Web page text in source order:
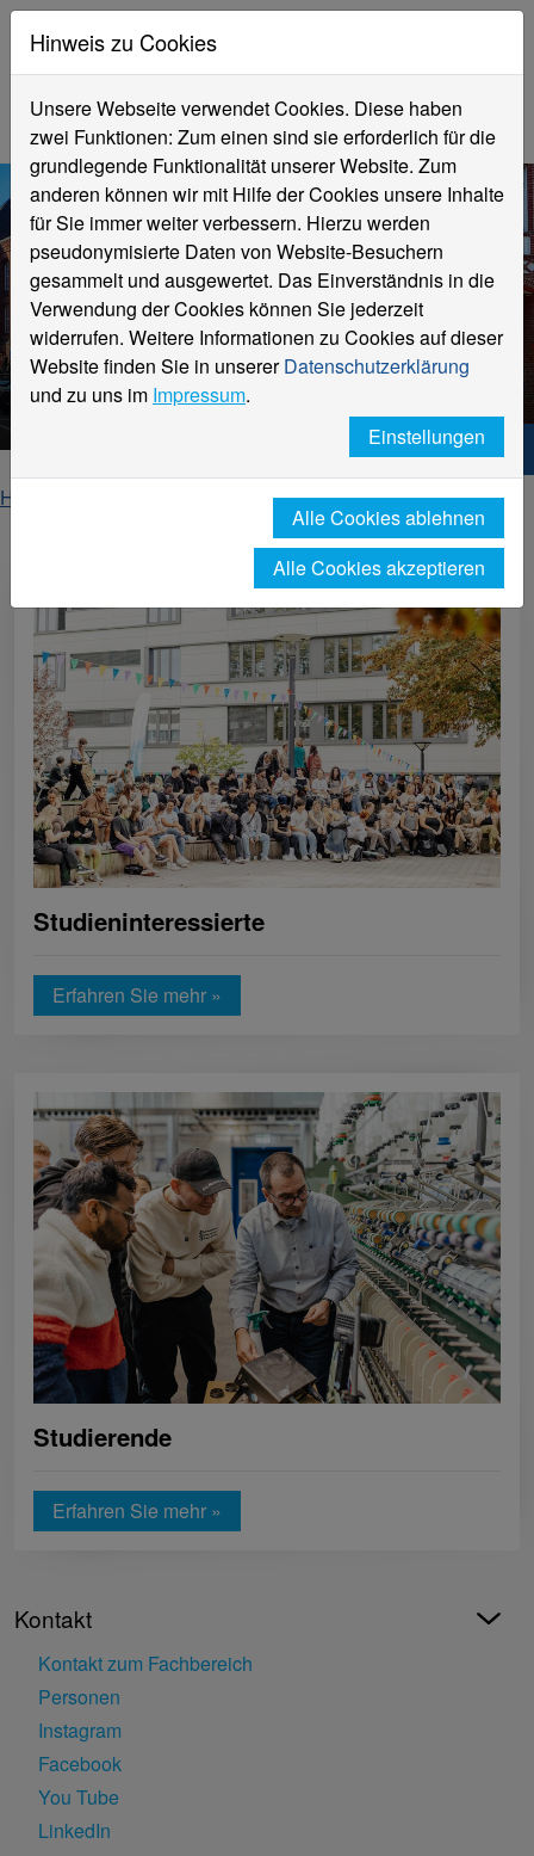
Fachbereich
Textil- und Bekleidungstechnik
Hochschule Niederrhein. Dein Weg.
Home
Fachbereich Textil- und Bekleidungstechnik
Studieninteressierte
Erfahren Sie mehr »
Studierende
Erfahren Sie mehr »
Kontakt
Kontakt zum Fachbereich
Personen
Instagram
Facebook
You Tube
LinkedIn
Hinweis zu Cookies
Unsere Webseite verwendet Cookies. Diese haben
zwei Funktionen: Zum einen sind sie erforderlich für die
grundlegende Funktionalität unserer Website. Zum
anderen können wir mit Hilfe der Cookies unsere Inhalte
für Sie immer weiter verbessern. Hierzu werden
pseudonymisierte Daten von Website-Besuchern
gesammelt und ausgewertet. Das Einverständnis in die
Verwendung der Cookies können Sie jederzeit
widerrufen. Weitere Informationen zu Cookies auf dieser
Website finden Sie in unsererDatenschutzerklärung
und zu uns im Impressum.
Einstellungen
Alle Cookies ablehnen
Alle Cookies akzeptieren